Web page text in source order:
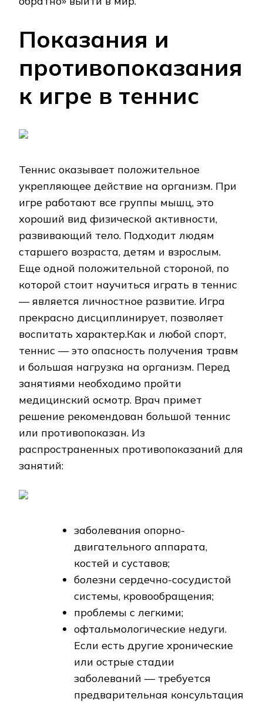
Показания и
противопоказания
к игре в теннис
Теннис оказывает положительное
укрепляющее действие на организм. При
игре работают все группы мышц, это
хороший вид физической активности,
развивающий тело. Подходит людям
старшего возраста, детям и взрослым.
Еще одной положительной стороной, по
которой стоит научиться играть в теннис
— является личностное развитие. Игра
прекрасно дисциплинирует, позволяет
воспитать характер.Как и любой спорт,
теннис — это опасность получения травм
и большая нагрузка на организм. Перед
занятиями необходимо пройти
медицинский осмотр. Врач примет
решение рекомендован большой теннис
или противопоказан. Из
распространенных противопоказаний для
занятий:
заболевания опорно-
двигательного аппарата,
костей и суставов;
болезни сердечно-сосудистой
системы, кровообращения;
проблемы с легкими;
офтальмологические недуги.
Если есть другие хронические
или острые стадии
заболеваний — требуется
предварительная консультация